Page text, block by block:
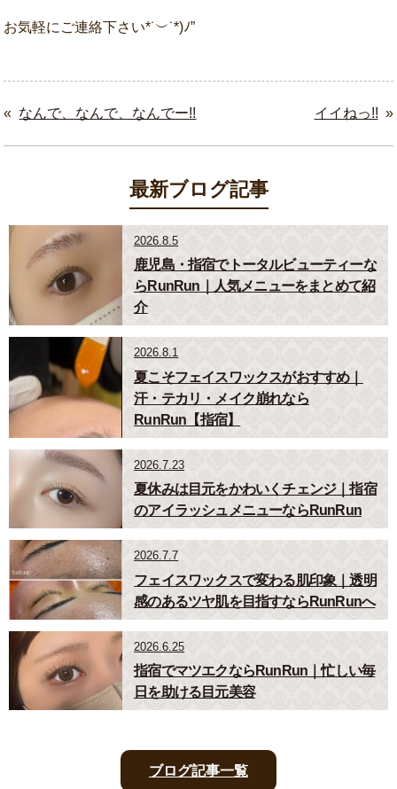
お気軽にご連絡下さい*˙︶˙*)ﾉ”
« なんで、なんで、なんでー!! »
イイねっ!!
最新ブログ記事
2026.8.5
鹿児島・指宿でトータルビューティーな
らRunRun｜人気メニューをまとめて紹
介
2026.8.1
夏こそフェイスワックスがおすすめ｜
汗・テカリ・メイク崩れなら
RunRun【指宿】
2026.7.23
夏休みは目元をかわいくチェンジ｜指宿
のアイラッシュメニューならRunRun
2026.7.7
フェイスワックスで変わる肌印象｜透明
感のあるツヤ肌を目指すならRunRunへ
2026.6.25
指宿でマツエクならRunRun｜忙しい毎
日を助ける目元美容
ブログ記事一覧